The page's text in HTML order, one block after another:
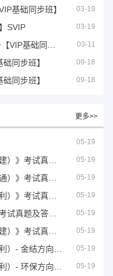
基础同步班】 03-19
SVIP 03-19
03-11
同步班】 09-18
同步班】 09-18
更多>>
05-19
05-19
05-19
05-19
05-19
05-19
05-19
05-19